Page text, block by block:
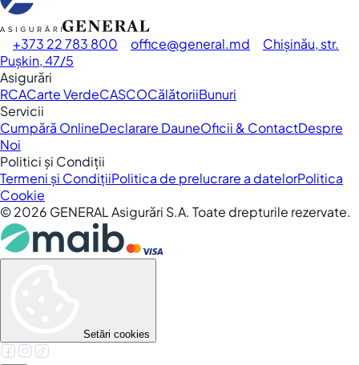
+373 22 783 800 office general.md
Chișinău, str.
Pușkin, 47/5
Asigurări
RCACarte VerdeCASCOCălătoriiBunuri
Servicii
Cumpără OnlineDeclarare DauneOficii & ContactDespre
Noi
Politici și Condiții
Termeni și CondițiiPolitica de prelucrare a datelorPolitica
Cookie
©2026 GENERAL Asigurări S.A. Toate drepturile rezervate.
Setări cookies